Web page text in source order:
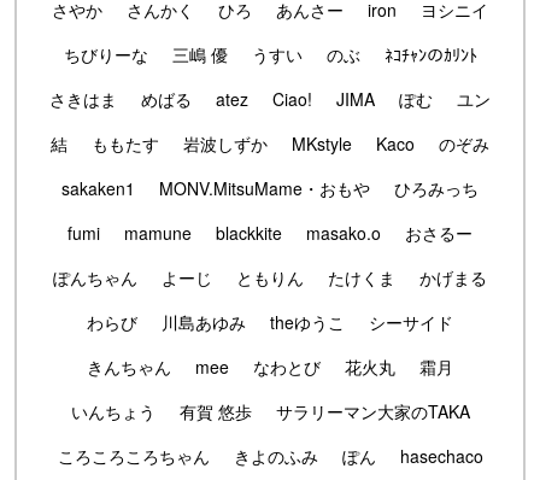
さやか
さんかく ひろ あんさー iron
ヨシニイ
ちびりーな
三嶋 優 うすい のぶ
ﾈｺﾁｬﾝのｶﾘﾝﾄ
さきはま
めばる atez Ciao! JIMA ぽむ
ユン
結
ももたす 岩波しずか MKstyle Kaco
のぞみ
sakaken1
MONV.MitsuMame・おもや
ひろみっち
fumi
mamune blackkite masako.o
おさるー
ぽんちゃん
よーじ ともりん たけくま
かげまる
わらび
川島あゆみ theゆうこ
シーサイド
きんちゃん
mee なわとび 花火丸
霜月
いんちょう
有賀 悠歩
サラリーマン大家のTAKA
ころころころちゃん
きよのふみ ぽん
hasechaco